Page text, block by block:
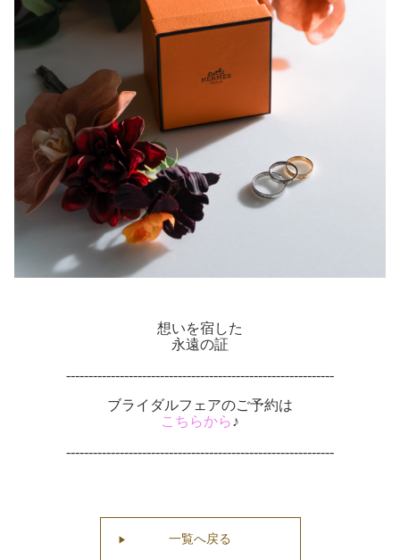
想いを宿した
永遠の証
------------------------------------------------------------
ブライダルフェアのご予約は
こちらから♪
------------------------------------------------------------
一覧へ戻る